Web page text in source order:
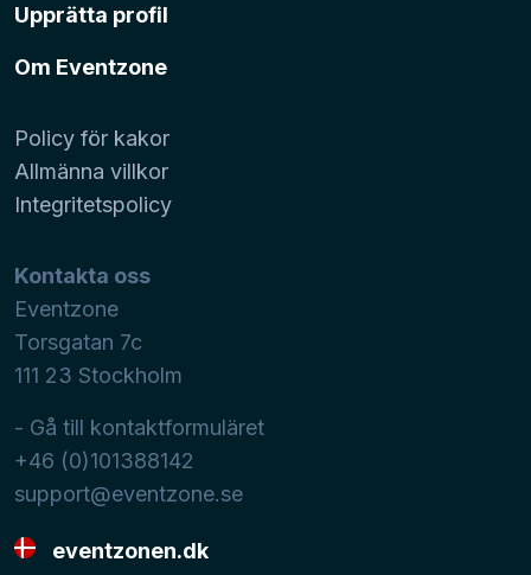
Upprätta profil
Om Eventzone
Policy för kakor
Allmänna villkor
Integritetspolicy
Kontakta oss
Eventzone
Torsgatan 7c
111 23 Stockholm
- Gå till kontaktformuläret
+46 (0)101388142
support@eventzone.se
eventzonen.dk